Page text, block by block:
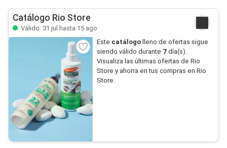
Catálogo Rio Store
Válido: 31 jul hasta 15 ago
Este catálogo lleno de ofertas sigue
siendo válido durante 7día(s).
Visualiza las últimas ofertas de Rio
Store y ahorra en tus compras en Rio
Store.